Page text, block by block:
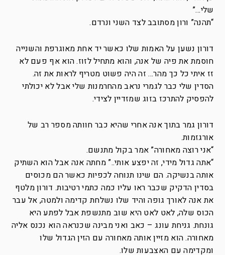
שלי…”
“תהנה” ורון מסתובב לצד השני ונרדם.
דורון נשען על האמות שלו כאשר יד אחת מאוגרפת והשנייה
חוסמת את פיה של אנה, והוא מתחיל לזוז. הוא אף פעם לא
זז איתי כל כך מהר… זה היה פשוט מטריף לראות את זה.
הסדין שלי כבר לגמרי נראב מהחרמנות שלי אבל לא יכולתי
להפסיק להתרכז בזוג שמזדיין לצידי.
דורון גמר בתוך אנה אחרי שהיא כבר חוותה מספר רב של
אורגזמות.
“אני רוצה מאחורה” אמר בקול מתנשם.
“אתה גדול מידי, זה יפצע אותי..” מחתה אנה אבל הוא השתיק
אותה בנשיקה. הם שינו תנוחה לכפיות כאשר הם מכוסים
בסדין הדקיק שכבר ראו עליו כמה כתמי רטיבות. דורון מלטף
את אנה לאורך גופה והיד שלו נשלחת קדימה ולמטה, אל עבר
הכוס שלה, לאט לאט היא שוב מתנשפת אבל לפתע היא
גונחת. גניחת עונג – כאב ואני מבינה שכנראה הוא נכנס אליה
מאחורה. הוא מזיין אותה מאחורה עם הזין הגדול שלו
ומקדימה עם האצבעות שלו.